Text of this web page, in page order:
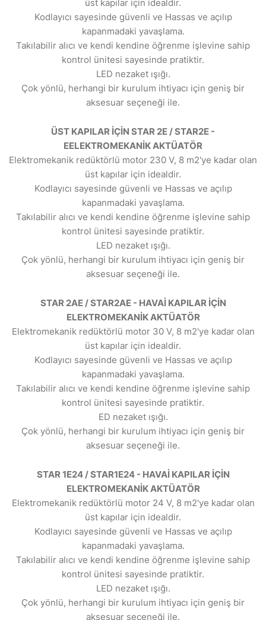
üst kapılar için idealdir.
Kodlayıcı sayesinde güvenli ve Hassas ve açılıp
kapanmadaki yavaşlama.
Takılabilir alıcı ve kendi kendine öğrenme işlevine sahip
kontrol ünitesi sayesinde pratiktir.
LED nezaket ışığı.
Çok yönlü, herhangi bir kurulum ihtiyacı için geniş bir
aksesuar seçeneği ile.
ÜST KAPILAR İÇİN STAR 2E / STAR2E -
EELEKTROMEKANİK AKTÜATÖR
Elektromekanik redüktörlü motor 230 V, 8 m2'ye kadar olan
üst kapılar için idealdir.
Kodlayıcı sayesinde güvenli ve Hassas ve açılıp
kapanmadaki yavaşlama.
Takılabilir alıcı ve kendi kendine öğrenme işlevine sahip
kontrol ünitesi sayesinde pratiktir.
LED nezaket ışığı.
Çok yönlü, herhangi bir kurulum ihtiyacı için geniş bir
aksesuar seçeneği ile.
STAR 2AE / STAR2AE - HAVAİ KAPILAR İÇİN
ELEKTROMEKANİK AKTÜATÖR
Elektromekanik redüktörlü motor 30 V, 8 m2'ye kadar olan
üst kapılar için idealdir.
Kodlayıcı sayesinde güvenli ve Hassas ve açılıp
kapanmadaki yavaşlama.
Takılabilir alıcı ve kendi kendine öğrenme işlevine sahip
kontrol ünitesi sayesinde pratiktir.
ED nezaket ışığı.
Çok yönlü, herhangi bir kurulum ihtiyacı için geniş bir
aksesuar seçeneği ile.
STAR 1E24 / STAR1E24 - HAVAİ KAPILAR İÇİN
ELEKTROMEKANİK AKTÜATÖR
Elektromekanik redüktörlü motor 24 V, 8 m2'ye kadar olan
üst kapılar için idealdir.
Kodlayıcı sayesinde güvenli ve Hassas ve açılıp
kapanmadaki yavaşlama.
Takılabilir alıcı ve kendi kendine öğrenme işlevine sahip
kontrol ünitesi sayesinde pratiktir.
LED nezaket ışığı.
Çok yönlü, herhangi bir kurulum ihtiyacı için geniş bir
aksesuar seçeneği ile.